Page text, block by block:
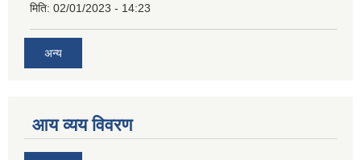
मिति: 02/01/2023 - 14:23
अन्य
आय व्यय विवरण